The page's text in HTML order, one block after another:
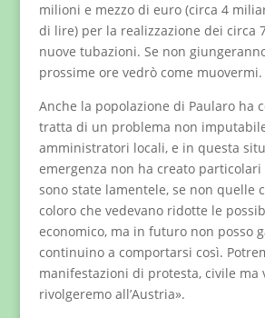
milioni e mezzo di euro (circa 4
di lire) per la realizzazione dei circa
nuove tubazioni. Se non
prossime ore vedrò come
Anche la popolazione di Paularo ha
tratta di un problema non
amministratori locali, e in questa
emergenza non ha creato
sono state lamentele, se non quelle
coloro che vedevano ridotte le
economico, ma in futuro non posso
continuino a comportarsi così.
manifestazioni di protesta, civile
rivolgeremo all’Austria».